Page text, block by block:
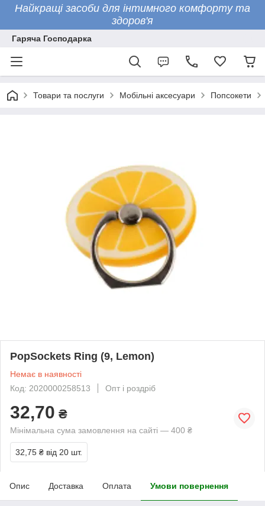
Найкращі засоби для інтимного комфорту та
здоров'я
Гаряча Господарка
Товари та послуги Мобільні аксесуари Попсокети
PopSockets Ring (9, Lemon)
Немає в наявності
Код: 2020000258513
Опт і роздріб
32,70 ₴
Мінімальна сума замовлення на сайті — 400 ₴
32,75 ₴ від 20 шт.
Опис Доставка Оплата Умови повернення